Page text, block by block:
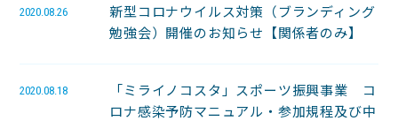
2020.08.26
新型コロナウイルス対策（ブランディング
勉強会）開催のお知らせ【関係者のみ】
2020.08.18
「ミライノコスタ」スポーツ振興事業 コ
ロナ感染予防マニュアル・参加規程及び中